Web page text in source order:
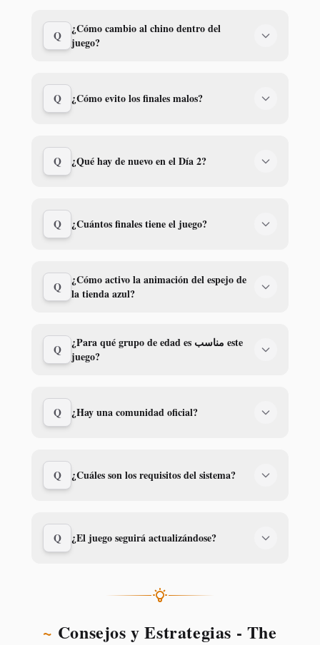
Q
¿Cómo cambio al chino dentro del
juego?
Q ¿Cómo evito los finales malos?
Q ¿Qué hay de nuevo en el Día 2?
Q ¿Cuántos finales tiene el juego?
Q
¿Cómo activo la animación del espejo de
la tienda azul?
Q
¿Para qué grupo de edad es مناسب este
juego?
Q ¿Hay una comunidad oficial?
Q ¿Cuáles son los requisitos del sistema?
Q ¿El juego seguirá actualizándose?
~ Consejos y Estrategias - The